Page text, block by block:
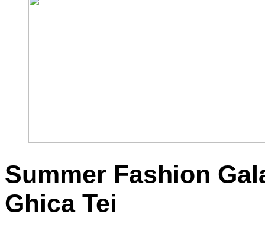
Summer Fashion
Ghica Tei